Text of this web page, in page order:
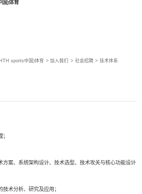
国)体育
sports中国)体育 > 加入我们 > 社会招聘 > 技术体系
方案、系统架构设计、技术选型、技术攻关与核心功能设计
术分析、研究及应用；